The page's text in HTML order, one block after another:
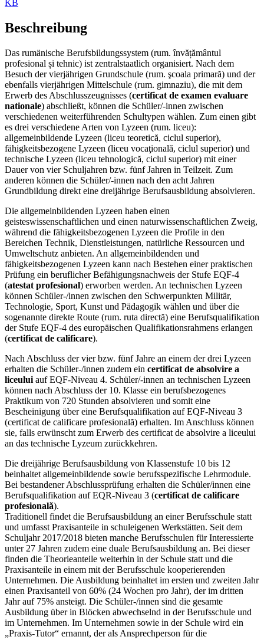
KB
Beschreibung
Das rumänische Berufsbildungssystem (rum. învățământul
profesional și tehnic) ist zentralstaatlich organisiert. Nach dem
Besuch der vierjährigen Grundschule (rum. şcoala primară) und der
ebenfalls vierjährigen Mittelschule (rum. gimnaziu), die mit dem
Erwerb des Abschlusszeugnisses (certificat de examen evaluare
nationale) abschließt, können die Schüler/-innen zwischen
verschiedenen weiterführenden Schultypen wählen. Zum einen gibt
es drei verschiedene Arten von Lyzeen (rum. liceu):
allgemeinbildende Lyzeen (liceu teoretică, ciclul superior),
fähigkeitsbezogene Lyzeen (liceu vocaţională, ciclul superior) und
technische Lyzeen (liceu tehnologică, ciclul superior) mit einer
Dauer von vier Schuljahren bzw. fünf Jahren in Teilzeit. Zum
anderen können die Schüler/-innen nach den acht Jahren
Grundbildung direkt eine dreijährige Berufsausbildung absolvieren.
Die allgemeinbildenden Lyzeen haben einen
geisteswissenschaftlichen und einen naturwissenschaftlichen Zweig,
während die fähigkeitsbezogenen Lyzeen die Profile in den
Bereichen Technik, Dienstleistungen, natürliche Ressourcen und
Umweltschutz anbieten. An allgemeinbildenden und
fähigkeitsbezogenen Lyzeen kann nach Bestehen einer praktischen
Prüfung ein beruflicher Befähigungsnachweis der Stufe EQF-4
(atestat profesional) erworben werden. An technischen Lyzeen
können Schüler-/innen zwischen den Schwerpunkten Militär,
Technologie, Sport, Kunst und Pädagogik wählen und über die
sogenannte direkte Route (rum. ruta directă) eine Berufsqualifikation
der Stufe EQF-4 des europäischen Qualifikationsrahmens erlangen
(certificat de calificare).
Nach Abschluss der vier bzw. fünf Jahre an einem der drei Lyzeen
erhalten die Schüler-/innen zudem ein certificat de absolvire a
liceului auf EQF-Niveau 4. Schüler/-innen an technischen Lyzeen
können nach Abschluss der 10. Klasse ein berufsbezogenes
Praktikum von 720 Stunden absolvieren und somit eine
Bescheinigung über eine Berufsqualifikation auf EQF-Niveau 3
(certificat de calificare profesională) erhalten. Im Anschluss können
sie, falls erwünscht zum Erwerb des certificat de absolvire a liceului
an das technische Lyzeum zurückkehren.
Die dreijährige Berufsausbildung von Klassenstufe 10 bis 12
beinhaltet allgemeinbildende sowie berufsspezifische Lehrmodule.
Bei bestandener Abschlussprüfung erhalten die Schüler/innen eine
Berufsqualifikation auf EQR-Niveau 3 (certificat de calificare
profesională).
Traditionell findet die Berufsausbildung an einer Berufsschule statt
und umfasst Praxisanteile in schuleigenen Werkstätten. Seit dem
Schuljahr 2017/2018 bieten manche Berufsschulen für Interessierte
unter 27 Jahren zudem eine duale Berufsausbildung an. Bei dieser
finden die Theorieanteile weiterhin in der Schule statt und die
Praxisanteile in einem mit der Berufsschule kooperierenden
Unternehmen. Die Ausbildung beinhaltet im ersten und zweiten Jahr
einen Praxisanteil von 60% (24 Wochen pro Jahr), der im dritten
Jahr auf 75% ansteigt. Die Schüler-/innen sind die gesamte
Ausbildung über in Blöcken abwechselnd in der Berufsschule und
im Unternehmen. Im Unternehmen sowie in der Schule wird ein
„Praxis-Tutor“ ernannt, der als Ansprechperson für die